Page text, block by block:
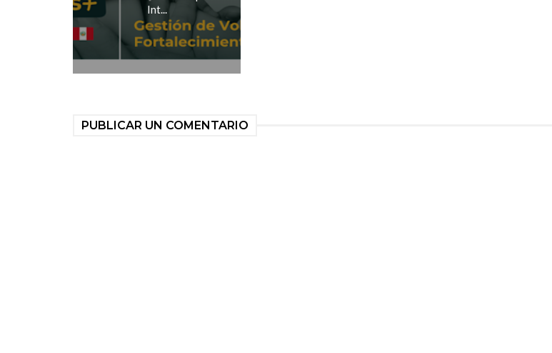
Int...
PUBLICAR UN COMENTARIO